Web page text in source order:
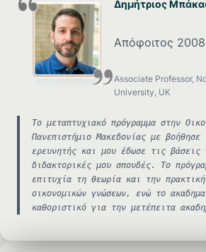
Δημήτριος
Απόφοιτος 2008
Associate Professor,
University, UK
Το μεταπτυχιακό πρόγραμμα στην
Πανεπιστήμιο Μακεδονίας με
ερευνητής και μου έδωσε τις βάσεις
διδακτορικές μου σπουδές. Το
επιτυχία τη θεωρία και την
οικονομικών γνώσεων, ενώ το
καθοριστικό για την μετέπειτα